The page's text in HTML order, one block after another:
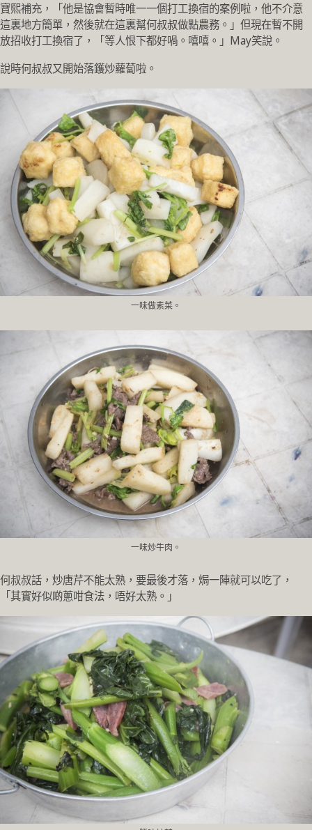
寶熙補充，「他是協會暫時唯一一個打工換宿的案例啦，他不介意
這裏地方簡單，然後就在這裏幫何叔叔做點農務。」但現在暫不開
放招收打工換宿了，「等人恨下都好喎。嘻嘻。」May笑說。
說時何叔叔又開始落鑊炒蘿蔔啦。
一味做素菜。
一味炒牛肉。
何叔叔話，炒唐芹不能太熟，要最後才落，焗一陣就可以吃了，
「其實好似啲蔥咁食法，唔好太熟。」